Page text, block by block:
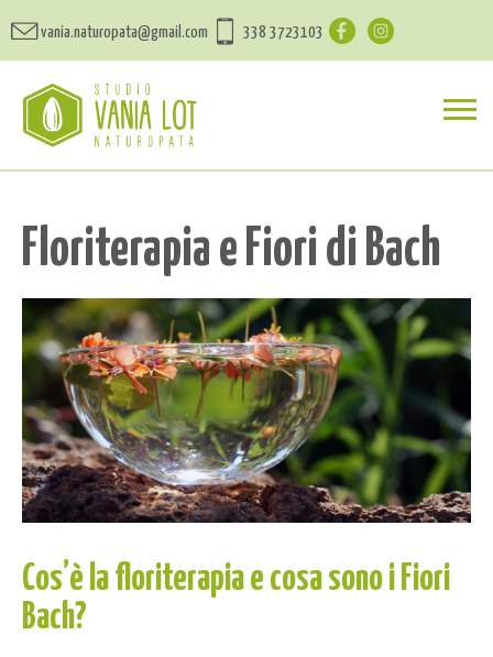
vania.naturopata@gmail.com 338 3723103
Floriterapia e Fiori di Bach
Cos’è lafloriterapiae cosa sono iFiori
Bach?